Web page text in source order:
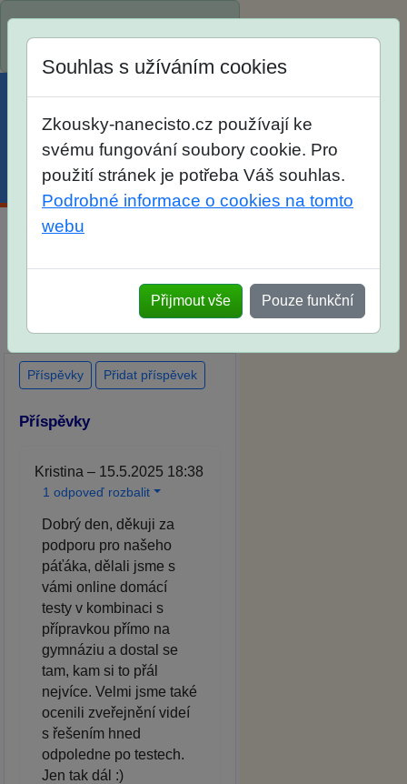
Menu Účet Košík
po skutečných přijímacích
zkouškách
Souhlas s užíváním cookies
Zkousky-nanecisto.cz používají ke
svému fungování soubory cookie. Pro
použití stránek je potřeba Váš souhlas.
Podrobné informace o cookies na tomto
webu
Přijmout vše Pouze funkční
Příspěvky Přidat příspěvek
Příspěvky
Kristina – 15.5.2025 18:38
1 odpoveď rozbalit
Dobrý den, děkuji za
podporu pro našeho
páťáka, dělali jsme s
vámi online domácí
testy v kombinaci s
přípravkou přímo na
gymnáziu a dostal se
tam, kam si to přál
nejvíce. Velmi jsme také
ocenili zveřejnění videí
s řešením hned
odpoledne po testech.
Jen tak dál :)